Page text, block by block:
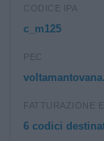
CODICE IPA
c_m125
PEC
FATTURAZIONE
6 codici